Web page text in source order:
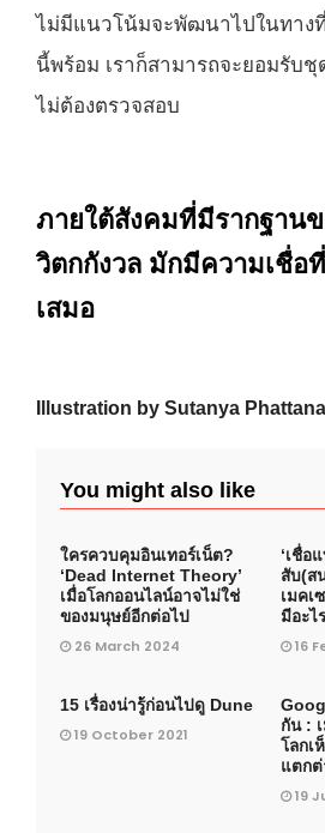
ไม่มีแนวโน้มจะพัฒนาไปในทาง
นี้พร้อม เราก็สามารถจะยอมรับชุ
ไม่ต้องตรวจสอบ
ภายใต้สังคมที่มีรากฐาน
วิตกกังวล มักมีความเชื่อ
เสมอ
Illustration by Sutanya
You might also like
ใครควบคุมอินเทอร์เน็ต?
‘Dead Internet Theory’
เมื่อโลกออนไลน์อาจไม่ใช่
ของมนุษย์อีกต่อไป
26 March 2024
‘เชื่อ
สับ(ส
เมคเ
มีอะไ
16
15 เรื่องน่ารู้ก่อนไปดู Dune
19 October 2021
กัน :
โลกเ
แตกต่
19